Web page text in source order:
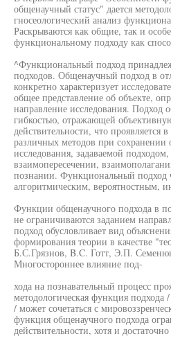
общенаучный статус" дается
гносеологический анализ
Раскрываются как общие, так и
функциональному подходу как
^Функциональный подход
подходов. Общенаучный подход в
конкретно характеризует
общее представление об объекте,
направление исследования. Подход
гибкостью, отражающей
действительности, что проявляется
различных методов при
исследования, задаваемой
взаимопересечении,
познании. Функциональный подход
алгоритмическим, вероятностным,
Функции общенаучного подхода в
не ограничиваются заданием
подход обусловливает вид
формирования теории в качестве
Б.С.Грязнов, B.C. Готт, Э.П.
Многостороннее влияние под-
хода на познавательный процесс
методологическая функция подхода
/ может сочетаться с
функция общенаучного подхода
действительности, хотя и